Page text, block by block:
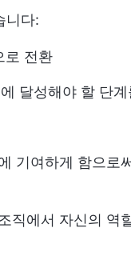
니다:
로 전환
달성해야 할 단
기여하게 함으로
직에서 자신의 역